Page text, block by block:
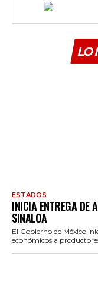
LO
ESTADOS
INICIA ENTREGA DE
SINALOA
El Gobierno de México
económicos a